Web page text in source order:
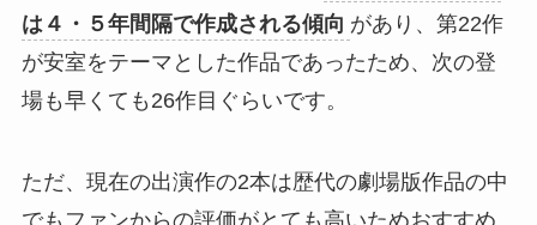
は４・５年間隔で作成される傾向 があり、第22作
が安室をテーマとした作品であったため、次の登
場も早くても26作目ぐらいです。
ただ、現在の出演作の2本は歴代の劇場版作品の中